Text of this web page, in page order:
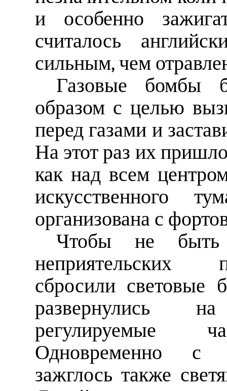
и особенно
считалось
сильным, чем
Газовые бомбы
образом с целью
перед газами и
На этот раз их
как над всем
искусственного
организована с
Чтобы не быть
неприятельских
сбросили световые
развернулись
регулируемые
Одновременно с
зажглось также